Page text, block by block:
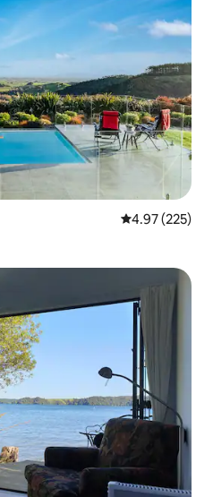
平均评分 4.97
4.97 (225)